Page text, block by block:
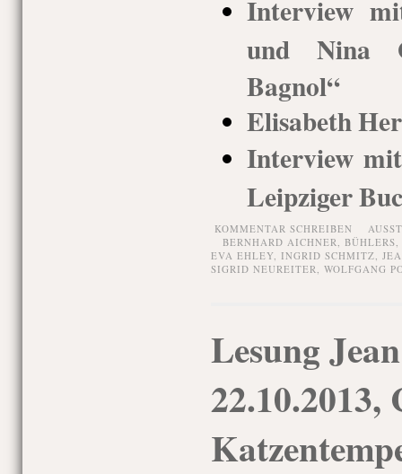
Interview
und Nina
Bagnol“
Elisabeth
Interview
Leipziger
KOMMENTAR SCHREIBEN
BERNHARD AICHNER, BÜHLERS,
EVA EHLEY, INGRID SCHMITZ,
SIGRID NEUREITER, WOLFGANG
Lesung
22.10.2013,